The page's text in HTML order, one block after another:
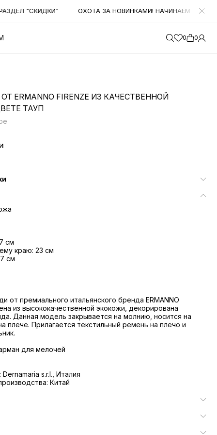
"СКИДКИ" ОХОТА ЗА НОВИНКАМИ! НАЧИНАЕМ
0 0
ERMANNO FIRENZE ИЗ КАЧЕСТВЕННОЙ
ТАУП
см
краю: 23 см
см
от премиального итальянского бренда ERMANNO
из высококачественной экокожи, декорирована
Данная модель закрывается на молнию, носится на
плече. Прилагается текстильный ремень на плечо и
для мелочей
s.r.l., Италия
Китай